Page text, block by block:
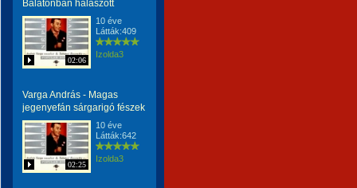
Balatonban halászott
02:06
10 éve
Látták:409
Izolda3
Varga András - Magas
jegenyefán sárgarigó fészek
02:25
10 éve
Látták:642
Izolda3